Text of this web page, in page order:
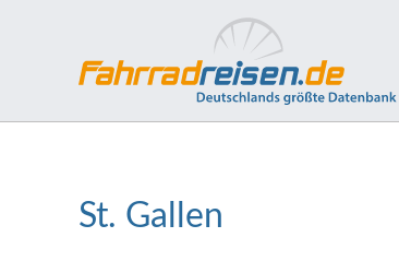
St. Gallen